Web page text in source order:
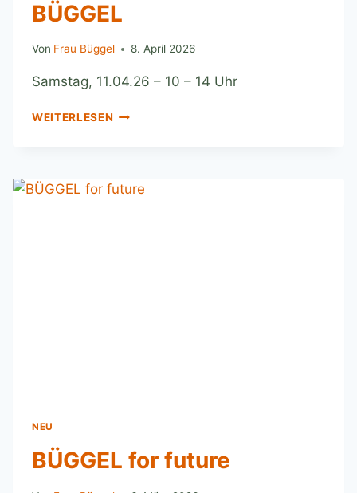
BÜGGEL
Von Frau Büggel 8. April 2026
Samstag, 11.04.26 – 10 – 14 Uhr
WEITERLESEN
NEU
BÜGGEL for future